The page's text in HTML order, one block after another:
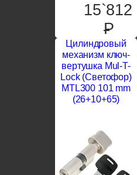
15`812
P
Цилиндровый
механизм ключ-
вертушка Mul-T-
Lock (Светофор)
MTL300 101 mm
(26+10+65)